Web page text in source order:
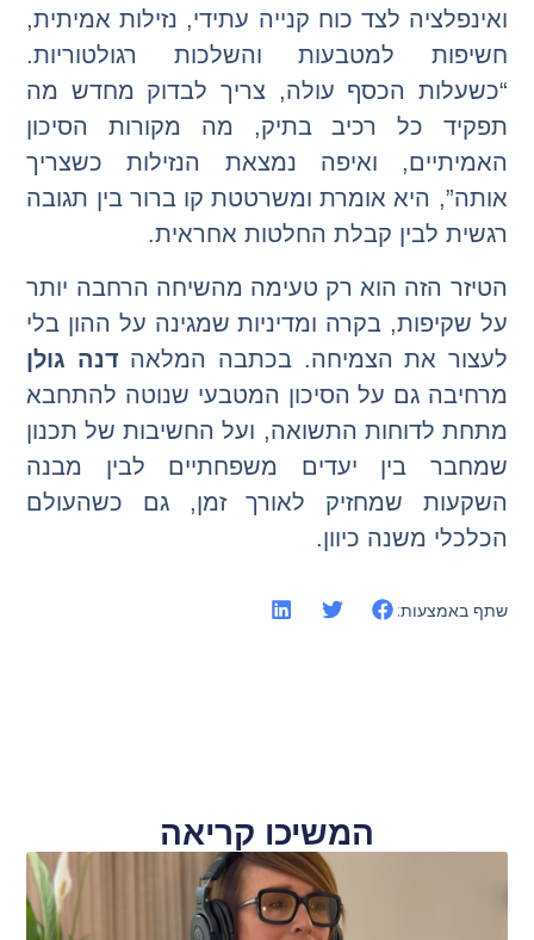
ואינפלציה לצד כוח קנייה עתידי, נזילות אמיתית,
חשיפות למטבעות והשלכות רגולטוריות.
“כשעלות הכסף עולה, צריך לבדוק מחדש מה
תפקיד כל רכיב בתיק, מה מקורות הסיכון
האמיתיים, ואיפה נמצאת הנזילות כשצריך
אותה”, היא אומרת ומשרטטת קו ברור בין תגובה
רגשית לבין קבלת החלטות אחראית.
הטיזר הזה הוא רק טעימה מהשיחה הרחבה יותר
על שקיפות, בקרה ומדיניות שמגינה על ההון בלי
לעצור את הצמיחה. בכתבה המלאה דנה גולן
מרחיבה גם על הסיכון המטבעי שנוטה להתחבא
מתחת לדוחות התשואה, ועל החשיבות של תכנון
שמחבר בין יעדים משפחתיים לבין מבנה
השקעות שמחזיק לאורך זמן, גם כשהעולם
הכלכלי משנה כיוון.
שתף באמצעות:
המשיכו קריאה